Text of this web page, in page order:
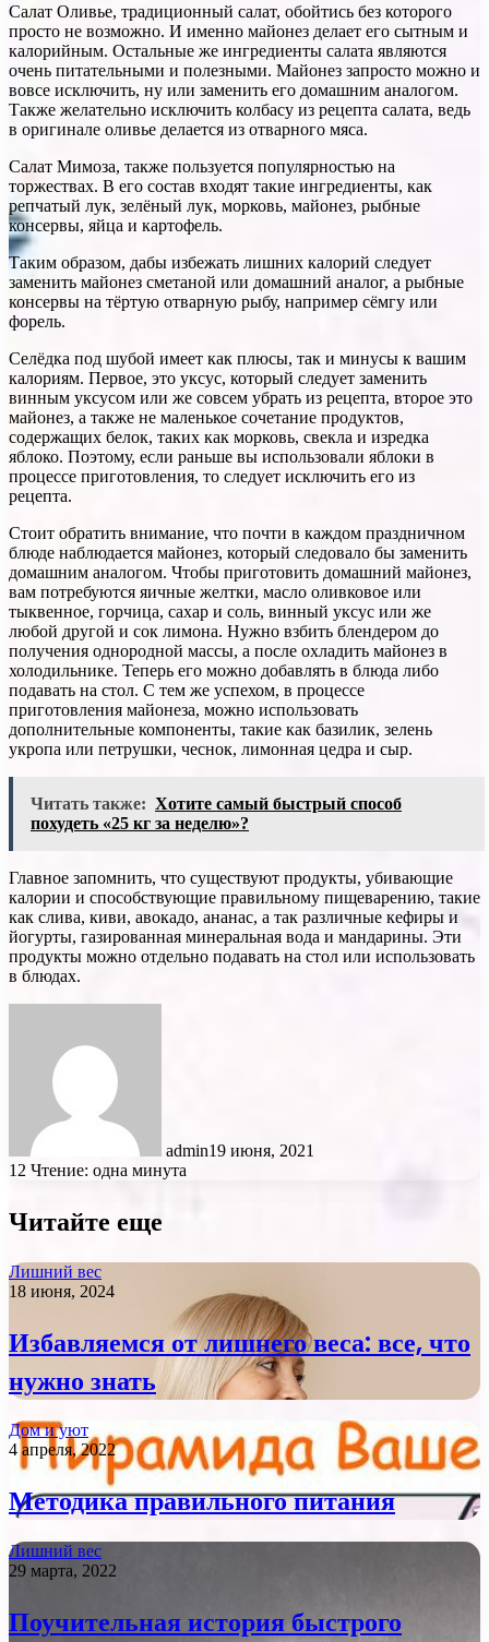
Салат Оливье, традиционный салат, обойтись без которого
просто не возможно. И именно майонез делает его сытным и
калорийным. Остальные же ингредиенты салата являются
очень питательными и полезными. Майонез запросто можно и
вовсе исключить, ну или заменить его домашним аналогом.
Также желательно исключить колбасу из рецепта салата, ведь
в оригинале оливье делается из отварного мяса.
Салат Мимоза, также пользуется популярностью на
торжествах. В его состав входят такие ингредиенты, как
репчатый лук, зелёный лук, морковь, майонез, рыбные
консервы, яйца и картофель.
Таким образом, дабы избежать лишних калорий следует
заменить майонез сметаной или домашний аналог, а рыбные
консервы на тёртую отварную рыбу, например сёмгу или
форель.
Селёдка под шубой имеет как плюсы, так и минусы к вашим
калориям. Первое, это уксус, который следует заменить
винным уксусом или же совсем убрать из рецепта, второе это
майонез, а также не маленькое сочетание продуктов,
содержащих белок, таких как морковь, свекла и изредка
яблоко. Поэтому, если раньше вы использовали яблоки в
процессе приготовления, то следует исключить его из
рецепта.
Стоит обратить внимание, что почти в каждом праздничном
блюде наблюдается майонез, который следовало бы заменить
домашним аналогом. Чтобы приготовить домашний майонез,
вам потребуются яичные желтки, масло оливковое или
тыквенное, горчица, сахар и соль, винный уксус или же
любой другой и сок лимона. Нужно взбить блендером до
получения однородной массы, а после охладить майонез в
холодильнике. Теперь его можно добавлять в блюда либо
подавать на стол. С тем же успехом, в процессе
приготовления майонеза, можно использовать
дополнительные компоненты, такие как базилик, зелень
укропа или петрушки, чеснок, лимонная цедра и сыр.
Читать также: Хотите самый быстрый способ
похудеть «25 кг за неделю»?
Главное запомнить, что существуют продукты, убивающие
калории и способствующие правильному пищеварению, такие
как слива, киви, авокадо, ананас, а так различные кефиры и
йогурты, газированная минеральная вода и мандарины. Эти
продукты можно отдельно подавать на стол или использовать
в блюдах.
admin19 июня, 2021
12 Чтение: одна минута
Читайте еще
Лишний вес
18 июня, 2024
Избавляемся от лишнего веса: все, что
нужно знать
Дом и уют
4 апреля, 2022
Методика правильного питания
Лишний вес
29 марта, 2022
Поучительная история быстрого